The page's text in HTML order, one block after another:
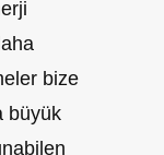
bize
büyük